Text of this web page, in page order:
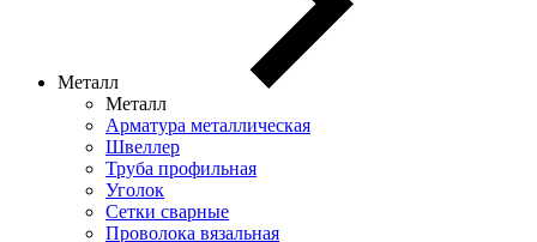
Металл
Металл
Арматура металлическая
Швеллер
Труба профильная
Уголок
Сетки сварные
Проволока вязальная